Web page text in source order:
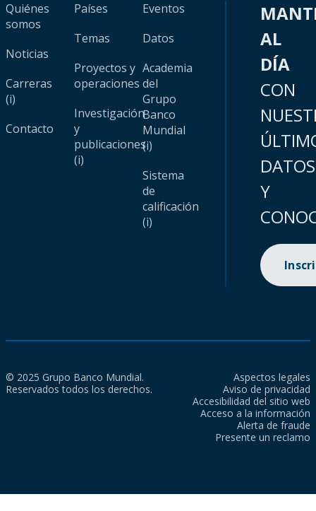
Quiénes
somos
Noticias
Carreras
(i)
Contacto
Países
Temas
Proyectos y
operaciones
Investigación
y
publicaciones
(i)
Eventos
Datos
Academia
del
Grupo
Banco
Mundial
(i)
Sistema
de
calificación
(i)
AL
DÍA
CON
DATOS
Y
© 2025 Grupo Banco Mundial.
Reservados todos los derechos.
Aspectos legales
Aviso de privacidad
Accesibilidad del sitio web
Acceso a la información
Alerta de fraude
Presente un reclamo